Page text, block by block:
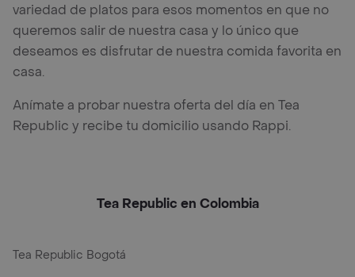
variedad de platos para esos momentos en que no
queremos salir de nuestra casa y lo único que
deseamos es disfrutar de nuestra comida favorita en
casa.
Anímate a probar nuestra oferta del día en Tea
Republic y recibe tu domicilio usando Rappi.
Tea Republic en Colombia
Tea Republic Bogotá